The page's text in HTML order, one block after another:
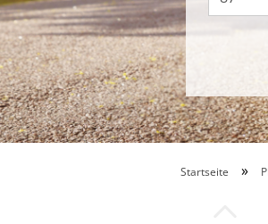
Startseite »